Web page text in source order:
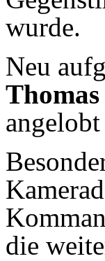
wurde.
Neu
die